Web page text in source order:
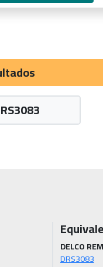
DELCO
DRS3083